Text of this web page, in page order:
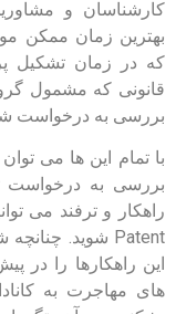
کارشناسان و
بهترین زمان ممکن
که در زمان تشکیل
قانونی که مشمول
بررسی به درخواست
با تمام این ها می
بررسی به درخواست
راهکار و ترفند می
Patent شوید. چنانچه
این راهکارها را در
های مهاجرت به